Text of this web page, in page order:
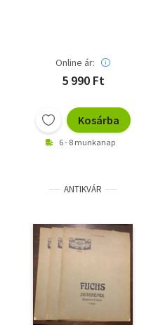
Online ár:
5 990 Ft
Kosárba
6 - 8 munkanap
ANTIKVÁR